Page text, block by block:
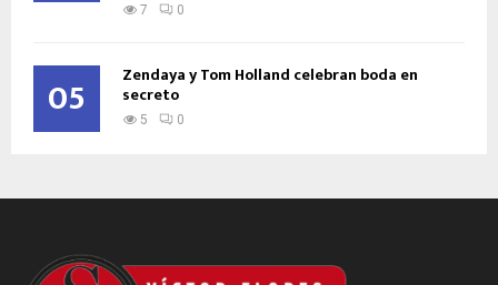
7 0
05 Zendaya y Tom Holland celebran boda en
secreto
5 0